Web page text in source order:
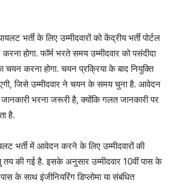
भर्ती के लिए उम्मीदवारों को केंद्रीय भर्ती पोर्टल
होगा. फॉर्म भरते समय उम्मीदवार को पसंदीदा
चयन करना होगा. चयन प्रक्रिया के बाद नियुक्ति
जिसे उम्मीदवार ने चयन के समय चुना है. आवेदन
भरना जरूरी है, क्योंकि गलत जानकारी पर
है.
भर्ती में आवेदन करने के लिए उम्मीदवारों की
की गई है. इसके अनुसार उम्मीदवार 10वीं पास के
के साथ इंजीनियरिंग डिप्लोमा या संबंधित